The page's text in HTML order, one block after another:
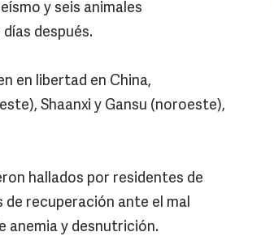
y seis animales
después.
en libertad en China,
Shaanxi y Gansu (noroeste),
hallados por residentes de
recuperación ante el mal
anemia y desnutrición.